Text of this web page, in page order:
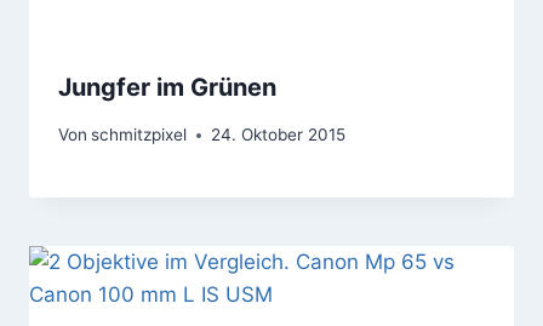
Jungfer im Grünen
Von schmitzpixel 24. Oktober 2015